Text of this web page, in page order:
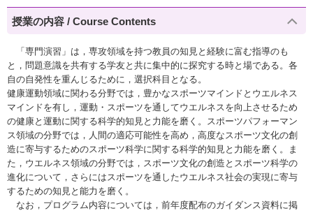
授業の内容 / Course Contents
「専門演習」は，専攻領域を持つ教員の知見と経験に富む指導のも
と，問題意識を共有する学友と共に集中的に探究する時と場である。各
自の自発性を重んじるために，選択科目となる。
健康運動領域に関わる分野では，豊かなスポーツマインドとウエルネス
マインドを有し，運動・スポーツを通してウエルネスを向上させるため
の健康と運動に関する科学的知見と力能を磨く。スポーツパフォーマン
ス領域の分野では，人間の適応可能性を高め，高度なスポーツ文化の創
造に寄与するためのスポーツ科学に関する科学的知見と力能を磨く。ま
た，ウエルネス領域の分野では，スポーツ文化の創造とスポーツ科学の
進化について，さらにはスポーツを通したウエルネス社会の実現に寄与
するための知見と能力を磨く。
なお，プログラム内容については，前年度配布のガイダンス資料に掲